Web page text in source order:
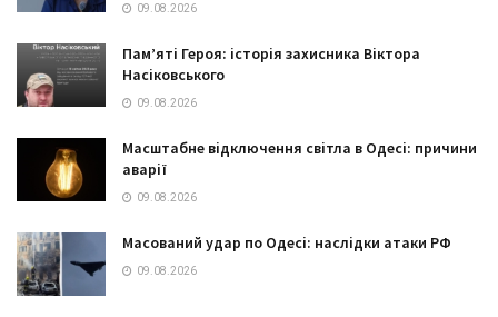
09.08.2026
Пам’яті Героя: історія захисника Віктора
Насіковського
09.08.2026
Масштабне відключення світла в Одесі: причини
аварії
09.08.2026
Масований удар по Одесі: наслідки атаки РФ
09.08.2026